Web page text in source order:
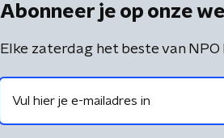
Abonneer je op onze
Elke zaterdag het beste van NPO